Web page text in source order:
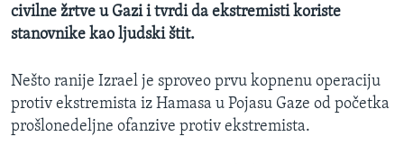
civilne žrtve u Gazi i tvrdi da ekstremisti koriste
stanovnike kao ljudski štit.
Nešto ranije Izrael je sproveo prvu kopnenu operaciju
protiv ekstremista iz Hamasa u Pojasu Gaze od početka
prošlonedeljne ofanzive protiv ekstremista.